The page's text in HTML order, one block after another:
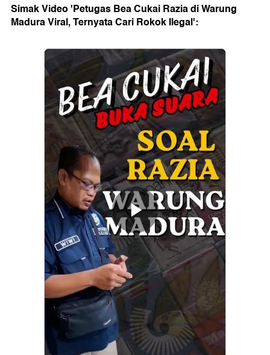
Simak Video 'Petugas Bea Cukai Razia di Warung
Madura Viral, Ternyata Cari Rokok Ilegal':